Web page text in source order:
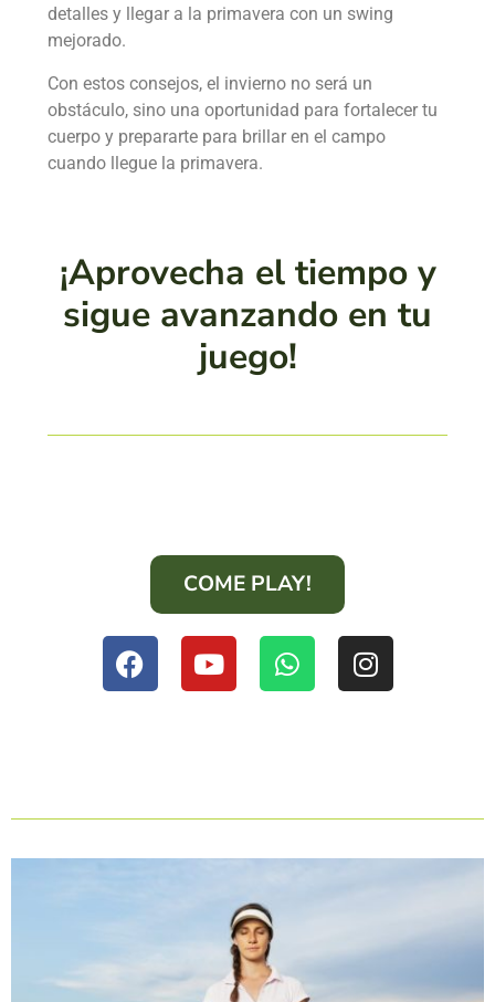
detalles y llegar a la primavera con un swing
mejorado.
Con estos consejos, el invierno no será un
obstáculo, sino una oportunidad para fortalecer tu
cuerpo y prepararte para brillar en el campo
cuando llegue la primavera.
¡Aprovecha el tiempo y
sigue avanzando en tu
juego!
COME PLAY!